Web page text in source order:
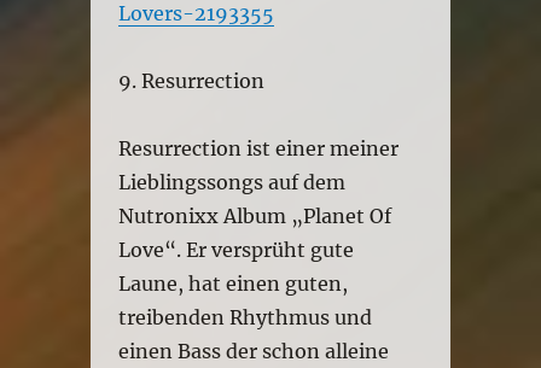
Lovers-2193355
9. Resurrection
Resurrection ist einer meiner
Lieblingssongs auf dem
Nutronixx Album „Planet Of
Love“. Er versprüht gute
Laune, hat einen guten,
treibenden Rhythmus und
einen Bass der schon alleine